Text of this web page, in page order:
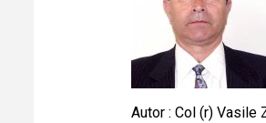
Autor : Col (r) Vasile